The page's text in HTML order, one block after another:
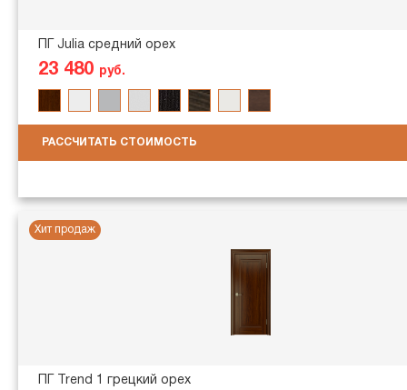
ПГ Julia средний орех
23 480 руб.
РАССЧИТАТЬ СТОИМОСТЬ
Хит продаж
ПГ Trend 1 грецкий орех